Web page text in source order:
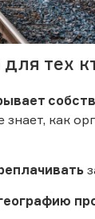
для тех
знает, как